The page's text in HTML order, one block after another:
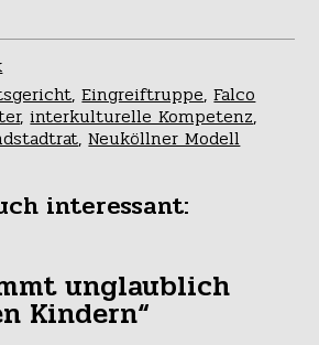
,Eingreiftruppe,Falco
,interkulturelle Kompetenz,
,Neuköllner Modell
interessant:
unglaublich
Kindern“